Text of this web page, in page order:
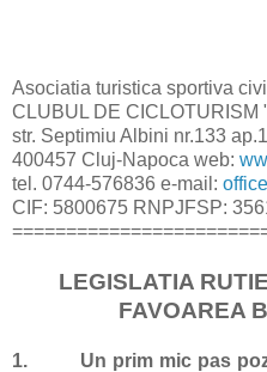
Asociatia turistica sportiva
CLUBUL DE CICLOTURISM
str. Septimiu Albini nr.133
400457 Cluj-Napoca web:
tel. 0744-576836 e-mail:
CIF: 5800675 RNPJFSP:
LEGISLATIA
FAVOAREA
1.
Un prim mic pas